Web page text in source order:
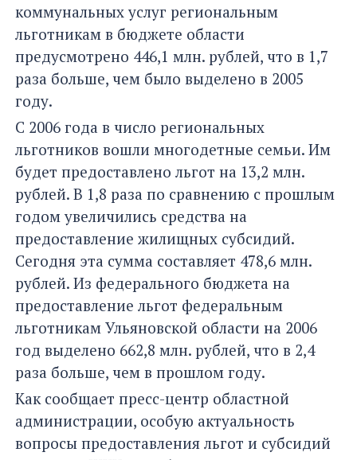
коммунальных услуг региональным
льготникам в бюджете области
предусмотрено 446,1 млн. рублей, что в 1,7
раза больше, чем было выделено в 2005
году.
C 2006 года в число региональных
льготников вошли многодетные семьи. Им
будет предоставлено льгот на 13,2 млн.
рублей. В 1,8 раза по сравнению с прошлым
годом увеличились средства на
предоставление жилищных субсидий.
Сегодня эта сумма составляет 478,6 млн.
рублей. Из федерального бюджета на
предоставление льгот федеральным
льготникам Ульяновской области на 2006
год выделено 662,8 млн. рублей, что в 2,4
раза больше, чем в прошлом году.
Как сообщает пресс-центр областной
администрации, особую актуальность
вопросы предоставления льгот и субсидий